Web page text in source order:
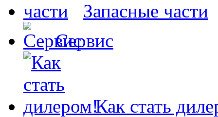
Запасные части
Сервис
Как стать